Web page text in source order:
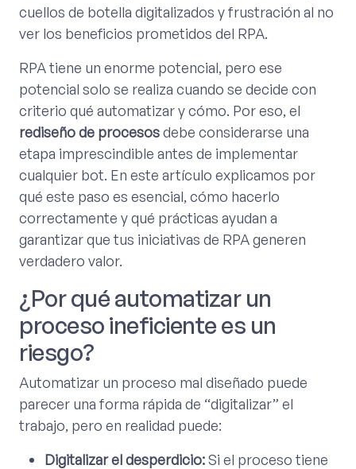
cuellos de botella digitalizados y frustración al no
ver los beneficios prometidos del RPA.
RPA tiene un enorme potencial, pero ese
potencial solo se realiza cuando se decide con
criterio qué automatizar y cómo. Por eso, el
rediseño de procesosdebe considerarse una
etapa imprescindible antes de implementar
cualquier bot. En este artículo explicamos por
qué este paso es esencial, cómo hacerlo
correctamente y qué prácticas ayudan a
garantizar que tus iniciativas de RPA generen
verdadero valor.
¿Por qué automatizar un
proceso ineficiente es un
riesgo?
Automatizar un proceso mal diseñado puede
parecer una forma rápida de “digitalizar” el
trabajo, pero en realidad puede:
Digitalizar el desperdicio:Si el proceso tiene